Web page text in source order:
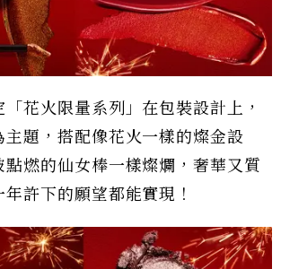
花火限量系列」在包裝設計上，
主題，搭配像花火一樣的燦金設
點燃的仙女棒一樣燦爛，奢華又質
許下的願望都能實現！